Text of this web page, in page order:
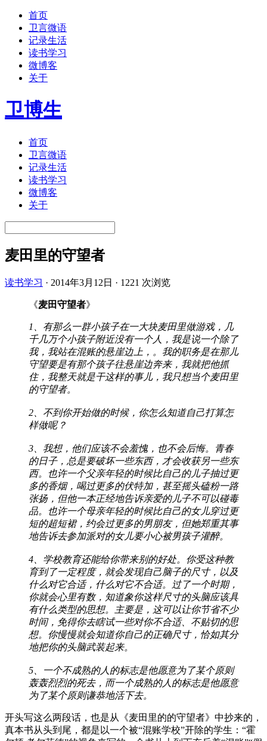
首页
卫言微语
记录生活
读书学习
微博客
关于
卫博生
首页
卫言微语
记录生活
读书学习
微博客
关于
麦田里的守望者
读书学习 · 2014年3月12日 · 1221 次浏览
《麦田守望者》
1、有那么一群小孩子在一大块麦田里做游戏，几
千几万个小孩子附近没有一个人，我是说一个除了
我，我站在混账的悬崖边上，。我的职务是在那儿
守望要是有那个孩子往悬崖边奔来，我就把他抓
住，我整天就是干这样的事儿，我只想当个麦田里
的守望者。
2、不到你开始做的时候，你怎么知道自己打算怎
样做呢？
3、我想，他们应该不会羞愧，也不会后悔。青春
的日子，总是要破坏一些东西，才会收获另一些东
西。也许一个父亲年轻的时候比自己的儿子抽过更
多的香烟，喝过更多的伏特加，甚至摇头磕粉一路
张扬，但他一本正经地告诉亲爱的儿子不可以碰毒
品。也许一个母亲年轻的时候比自己的女儿穿过更
短的超短裙，约会过更多的男朋友，但她郑重其事
地告诉去参加派对的女儿要小心被男孩子灌醉。
4、学校教育还能给你带来别的好处。你受这种教
育到了一定程度，就会发现自己脑子的尺寸，以及
什么对它合适，什么对它不合适。过了一个时期，
你就会心里有数，知道象你这样尺寸的头脑应该具
有什么类型的思想。主要是，这可以让你节省不少
时间，免得你去瞎试一些对你不合适、不贴切的思
想。你慢慢就会知道你自己的正确尺寸，恰如其分
地把你的头脑武装起来。
5、一个不成熟的人的标志是他愿意为了某个原则
轰轰烈烈的死去，而一个成熟的人的标志是他愿意
为了某个原则谦恭地活下去。
开头写这么两段话，也是从《麦田里的的守望者》中抄来的，
真本书从头到尾，都是以一个被“混账学校”开除的学生：“霍